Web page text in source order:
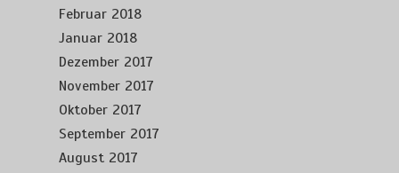
Februar 2018
Januar 2018
Dezember 2017
November 2017
Oktober 2017
September 2017
August 2017